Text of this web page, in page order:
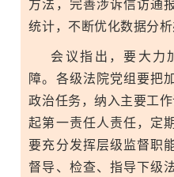
统计，不断优化数据分析
会议指出，要大力
障。各级法院党组要把
政治任务，纳入主要工
起第一责任人责任，定
要充分发挥层级监督职
督导、检查、指导下级